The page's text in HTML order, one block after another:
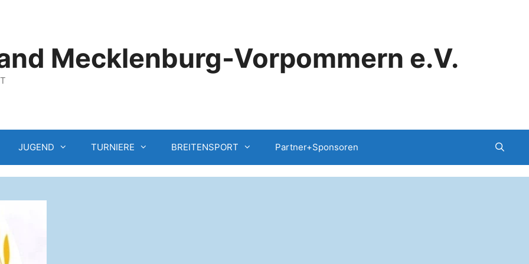
Mecklenburg-Vorpommern e.V.
JUGEND TURNIERE BREITENSPORT Partner+Sponsoren